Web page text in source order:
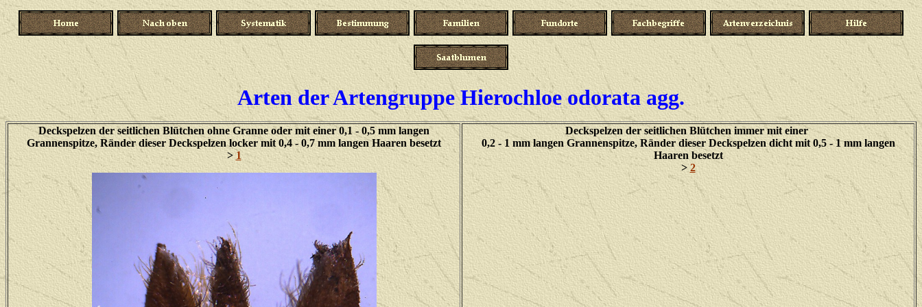
Arten der Artengruppe Hierochloe odorata agg.
Deckspelzen der seitlichen Blütchen ohne Granne oder mit einer 0,1 - 0,5 mm langen
Grannenspitze, Ränder dieser Deckspelzen locker mit 0,4 - 0,7 mm langen Haaren besetzt
>1
Deckspelzen der seitlichen Blütchen immer mit einer
0,2 - 1 mm langen Grannenspitze, Ränder dieser Deckspelzen dicht mit 0,5 - 1 mm langen
Haaren besetzt
> 2